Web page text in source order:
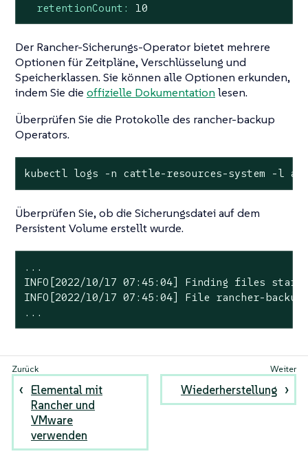
retentionCount:
10
Der Rancher-Sicherungs-Operator bietet mehrere
Optionen für Zeitpläne, Verschlüsselung und
Speicherklassen. Sie können alle Optionen erkunden,
indem Sie die offizielle Dokumentation lesen.
Überprüfen Sie die Protokolle des rancher-backup
Operators.
kubectl logs -n cattle-resources-system -l
Überprüfen Sie, ob die Sicherungsdatei auf dem
Persistent Volume erstellt wurde.
...
INFO[2022/10/17 07:45:04] Finding files
INFO[2022/10/17 07:45:04] File rancher-
...
Elemental mit
Rancher und
VMware
verwenden
Wiederherstellung